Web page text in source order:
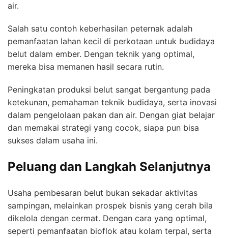
air.
Salah satu contoh keberhasilan peternak adalah
pemanfaatan lahan kecil di perkotaan untuk budidaya
belut dalam ember. Dengan teknik yang optimal,
mereka bisa memanen hasil secara rutin.
Peningkatan produksi belut sangat bergantung pada
ketekunan, pemahaman teknik budidaya, serta inovasi
dalam pengelolaan pakan dan air. Dengan giat belajar
dan memakai strategi yang cocok, siapa pun bisa
sukses dalam usaha ini.
Peluang dan Langkah Selanjutnya
Usaha pembesaran belut bukan sekadar aktivitas
sampingan, melainkan prospek bisnis yang cerah bila
dikelola dengan cermat. Dengan cara yang optimal,
seperti pemanfaatan bioflok atau kolam terpal, serta